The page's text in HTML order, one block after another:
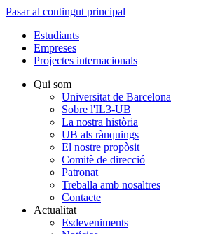
Pasar al contingut principal
Estudiants
Empreses
Projectes internacionals
Qui som
Universitat de Barcelona
Sobre l'IL3-UB
La nostra història
UB als rànquings
El nostre propòsit
Comitè de direcció
Patronat
Treballa amb nosaltres
Contacte
Actualitat
Esdeveniments